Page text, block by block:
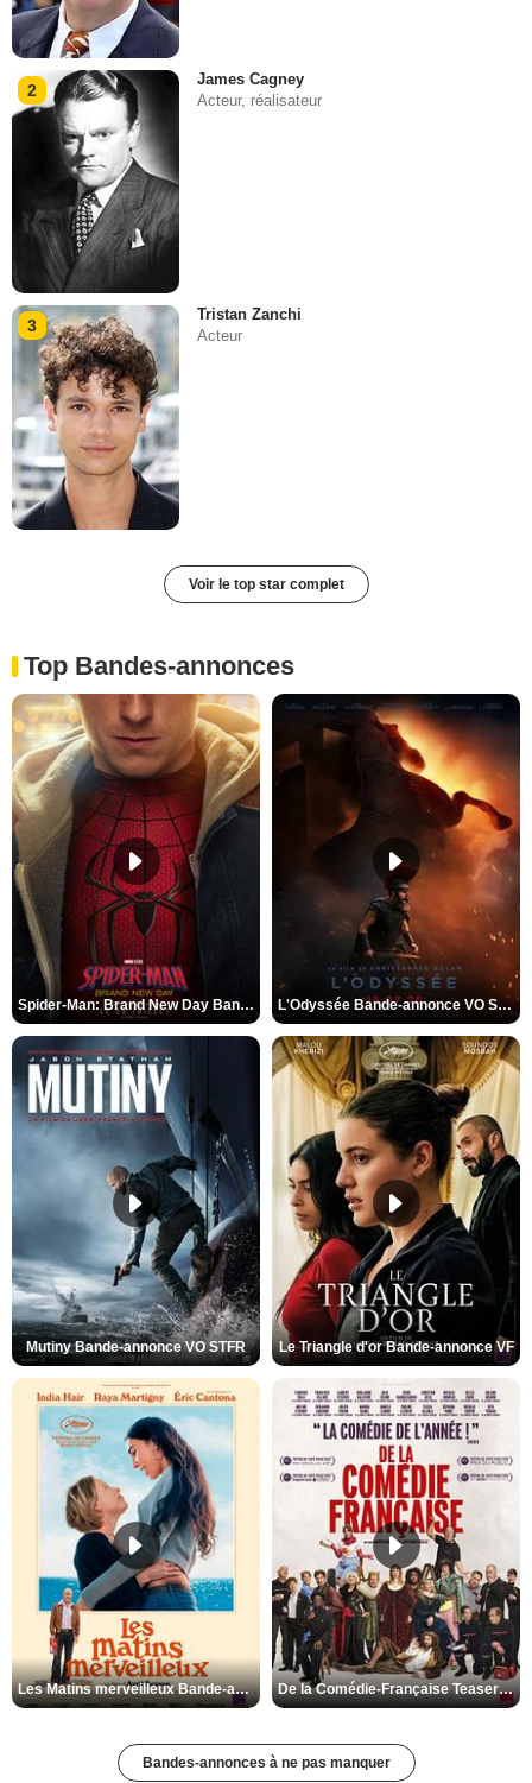
2
James Cagney
Acteur, réalisateur
3
Tristan Zanchi
Acteur
Voir le top star complet
Top Bandes-annonces
Spider-Man: Brand New Day Bande-annonce VO STFR L'Odyssée Bande-annonce VO STFR
Mutiny Bande-annonce VO STFR Le Triangle d'or Bande-annonce VF
Les Matins merveilleux Bande-annonce VF De la Comédie-Française Teaser VF
Bandes-annonces à ne pas manquer